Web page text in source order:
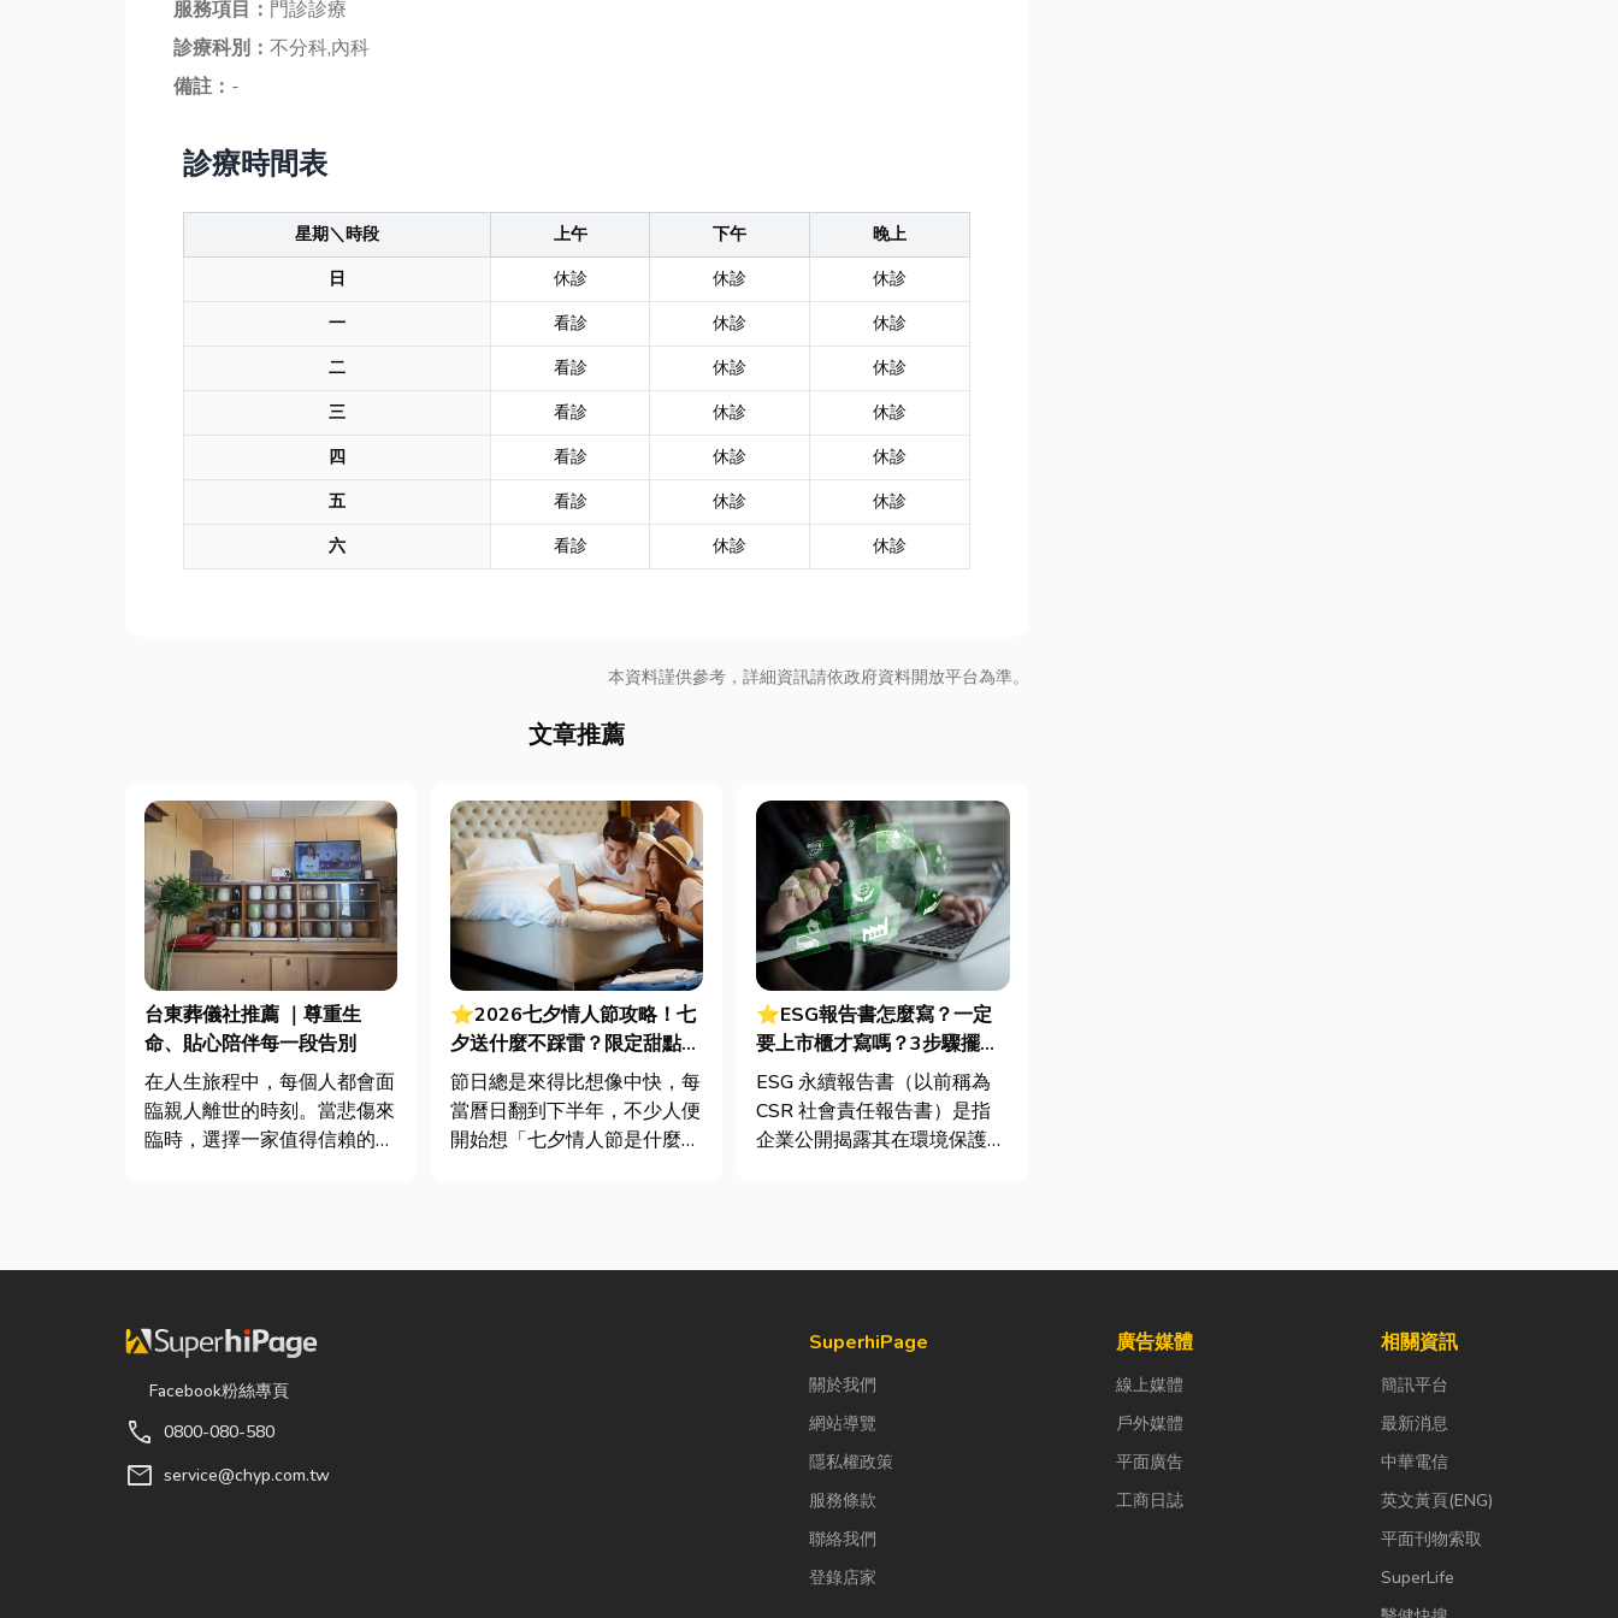
服務項目： 門診診療
診療科別： 不分科,內科
備註： -
診療時間表
星期＼時段 上午 下午
晚上
日
休診 休診
休診
一
看診 休診
休診
二
看診 休診
休診
三
看診 休診
休診
四
看診 休診
休診
五
看診 休診
休診
六
看診 休診 休診
本資料謹供參考，詳細資訊請依政府資料開放平台為準。
文章推薦
台東葬儀社推薦 ｜尊重生
命、貼心陪伴每一段告別
在人生旅程中，每個人都會面
臨親人離世的時刻。當悲傷來
臨時，選擇一家值得信賴的台
讓家屬...
⭐2026七夕情人節攻略！七
夕送什麼不踩雷？限定甜點哪
裡買？台中甜點推薦一次看！
節日總是來得比想像中快，每
當曆日翻到下半年，不少人便
開始想「七夕情人節是什麼時
⭐ESG報告書怎麼寫？一定
要上市櫃才寫嗎？3步驟擺脫
綠色轉型焦慮
ESG 永續報告書（以前稱為
CSR 社會責任報告書）是指
企業公開揭露其在環境保護
司，為...
Facebook粉絲專頁
call 0800-080-580
mail service@chyp.com.tw
SuperhiPage
關於我們
網站導覽
隱私權政策
服務條款
聯絡我們
登錄店家
廣告媒體
線上媒體
戶外媒體
平面廣告
工商日誌
相關資訊
簡訊平台
最新消息
中華電信
英文黃頁(ENG)
平面刊物索取
SuperLife